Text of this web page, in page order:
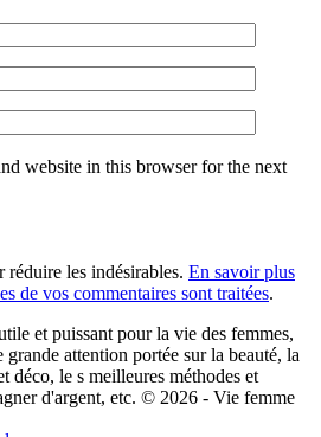
website in this browser for the next
les indésirables. En savoir plus
de vos commentaires sont traitées.
et puissant pour la vie des femmes,
attention portée sur la beauté, la
déco, le s meilleures méthodes et
d'argent, etc. © 2026 - Vie femme